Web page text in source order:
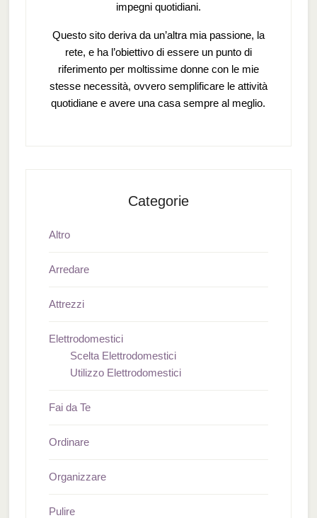
impegni quotidiani.
Questo sito deriva da un’altra mia passione, la
rete, e ha l’obiettivo di essere un punto di
riferimento per moltissime donne con le mie
stesse necessità, ovvero semplificare le attività
quotidiane e avere una casa sempre al meglio.
Categorie
Altro
Arredare
Attrezzi
Elettrodomestici
Scelta Elettrodomestici
Utilizzo Elettrodomestici
Fai da Te
Ordinare
Organizzare
Pulire